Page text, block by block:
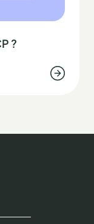
?